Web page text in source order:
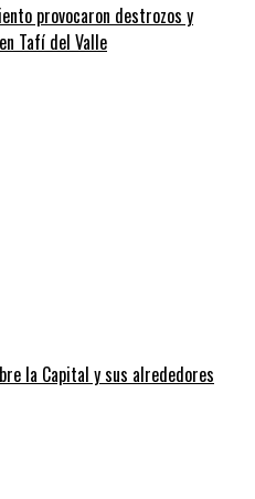
provocaron destrozos y
Tafí del Valle
la Capital y sus alrededores